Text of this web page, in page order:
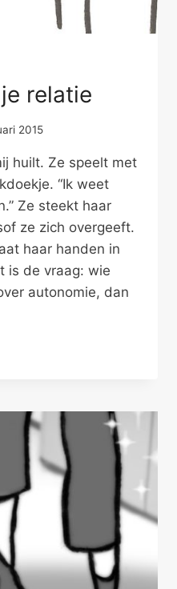
relatie
2015
huilt. Ze speelt met
“Ik weet
Ze steekt haar
ze zich overgeeft.
haar handen in
is de vraag: wie
autonomie, dan